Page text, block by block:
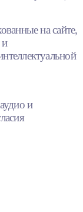
на сайте,
и